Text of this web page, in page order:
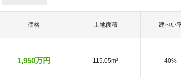
価格 土地面積 建ぺい
1,950万円 115.05m² 40%